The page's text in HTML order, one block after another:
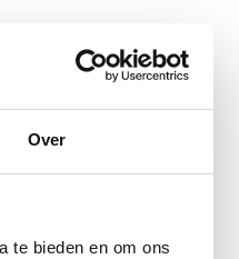
Over
te bieden en om ons